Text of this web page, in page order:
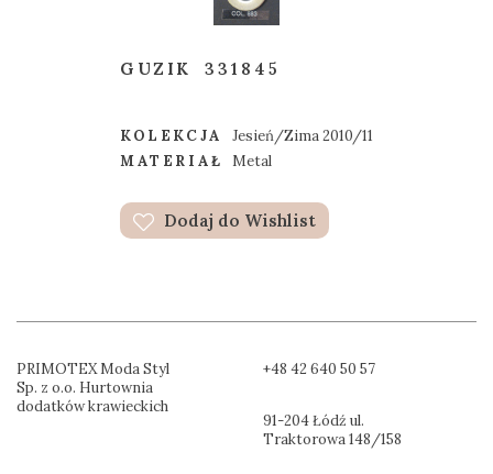
GUZIK 331845
KOLEKCJA
Jesień/Zima 2010/11
MATERIAŁ
Metal
Dodaj do Wishlist
PRIMOTEX Moda Styl
Sp. z o.o. Hurtownia
dodatków krawieckich
+48 42 640 50 57
91-204 Łódź ul.
Traktorowa 148/158